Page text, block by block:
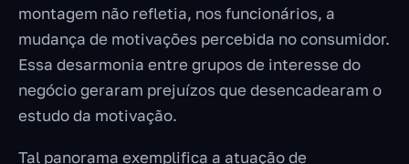
montagem não refletia, nos funcionários, a
mudança de motivações percebida no consumidor.
Essa desarmonia entre grupos de interesse do
negócio geraram prejuízos que desencadearam o
estudo da motivação.
Tal panorama exemplifica a atuação de